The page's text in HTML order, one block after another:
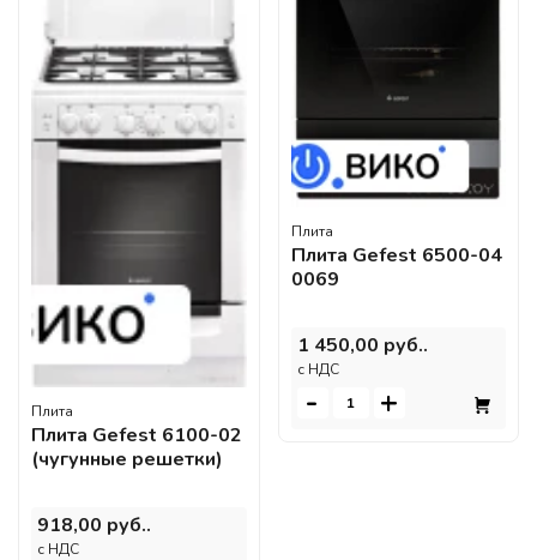
Плита
Плита Gefest 6100-02
(чугунные решетки)
918,00 руб..
c НДС
Плита
Плита Gefest 6500-04
0069
1 450,00 руб..
c НДС
- +